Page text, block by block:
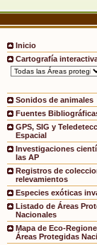
Inicio
Cartografía
Sonidos de animales
Fuentes
GPS, SIG y
Espacial
Investigaciones
las AP
Registros de
relevamientos
Especies exóticas
Listado de Áreas
Nacionales
Mapa de Eco-
Áreas Protegidas